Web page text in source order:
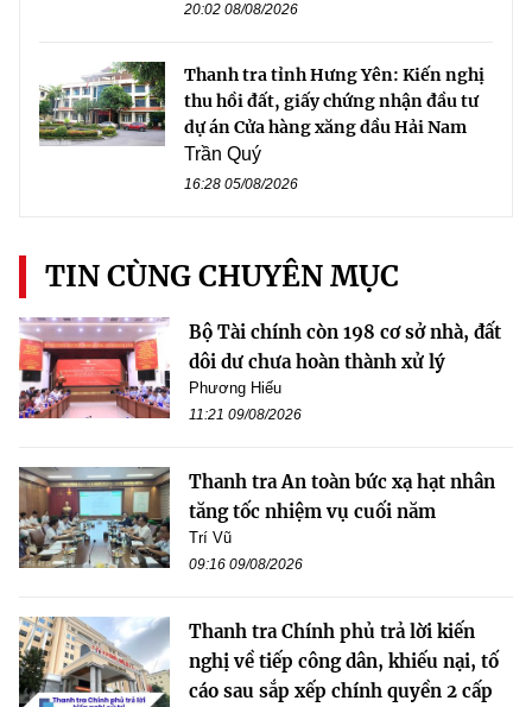
20:02 08/08/2026
Thanh tra tỉnh Hưng Yên: Kiến nghị
thu hồi đất, giấy chứng nhận đầu tư
dự án Cửa hàng xăng dầu Hải Nam
Trần Quý
16:28 05/08/2026
TIN CÙNG CHUYÊN MỤC
Bộ Tài chính còn 198 cơ sở nhà, đất
dôi dư chưa hoàn thành xử lý
Phương Hiếu
11:21 09/08/2026
Thanh tra An toàn bức xạ hạt nhân
tăng tốc nhiệm vụ cuối năm
Trí Vũ
09:16 09/08/2026
Thanh tra Chính phủ trả lời kiến
nghị về tiếp công dân, khiếu nại, tố
cáo sau sắp xếp chính quyền 2 cấp